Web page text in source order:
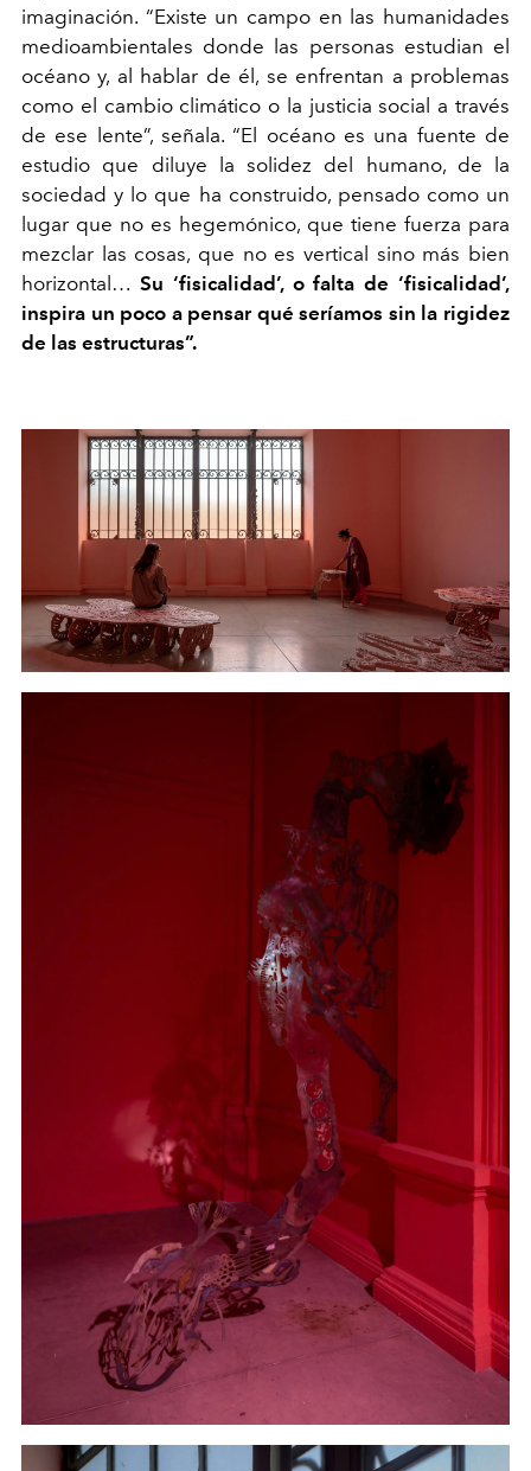
imaginación. “Existe un campo en las humanidades
medioambientales donde las personas estudian el
océano y, al hablar de él, se enfrentan a problemas
como el cambio climático o la justicia social a través
de ese lente”, señala. “El océano es una fuente de
estudio que diluye la solidez del humano, de la
sociedad y lo que ha construido, pensado como un
lugar que no es hegemónico, que tiene fuerza para
mezclar las cosas, que no es vertical sino más bien
horizontal… Su ‘fisicalidad’, o falta de ‘fisicalidad’,
inspira un poco a pensar qué seríamos sin la rigidez
de las estructuras”.